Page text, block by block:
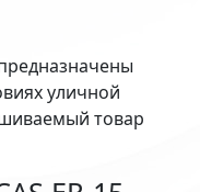
уличной
товар